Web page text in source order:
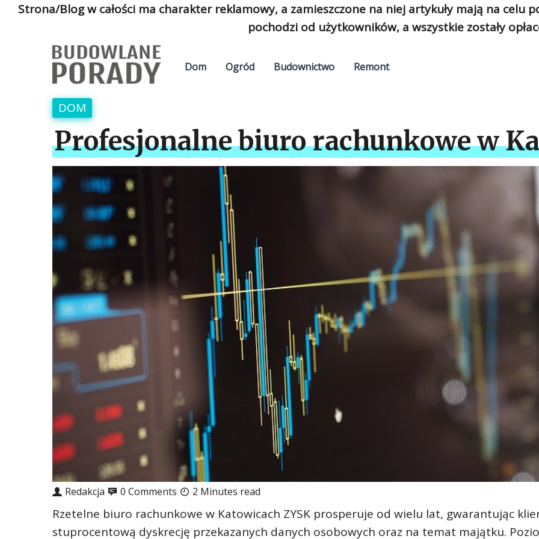
Strona/Blog w całości ma charakter reklamowy, a zamieszczone na niej artykuły mają na celu
pochodzi od użytkowników, a wszystkie zostały
Dom Ogród Budownictwo Remont
DOM
Profesjonalne biuro rachunkowe w
Redakcja 0 Comments 2 Minutes read
Rzetelne biuro rachunkowe w Katowicach ZYSK prosperuje od wielu lat, gwarantując
stuprocentową dyskrecję przekazanych danych osobowych oraz na temat majątku.